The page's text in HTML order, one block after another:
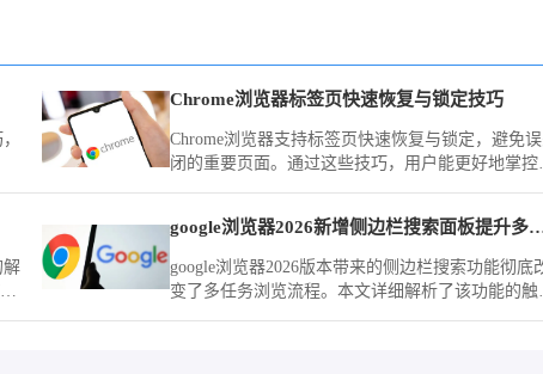
Chrome浏览器标签页快速恢复与锁定技巧
Chrome浏览器支持标签页快速恢复与锁定，避免
闭的重要页面。通过这些技巧，用户能更好地掌控
解
google浏览器2026新增侧边栏搜索
google浏览器2026版本带来的侧边栏搜索功能彻底
变了多任务浏览流程。本文详细解析了该功能的触